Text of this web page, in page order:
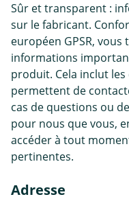
Sûr et transparent :
sur le fabricant.
européen GPSR,
informations
produit. Cela inclut
permettent de
cas de questions ou
pour nous que vous,
accéder à tout
pertinentes.
Adresse